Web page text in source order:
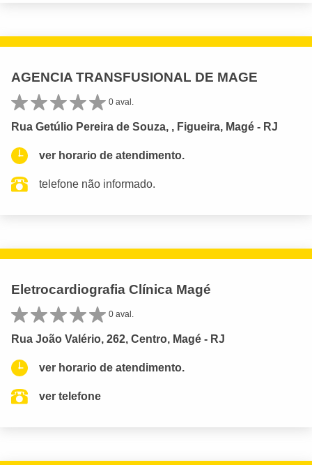
AGENCIA TRANSFUSIONAL DE MAGE
0 aval.
Rua Getúlio Pereira de Souza, , Figueira, Magé - RJ
ver horario de atendimento.
telefone não informado.
Eletrocardiografia Clínica Magé
0 aval.
Rua João Valério, 262, Centro, Magé - RJ
ver horario de atendimento.
ver telefone